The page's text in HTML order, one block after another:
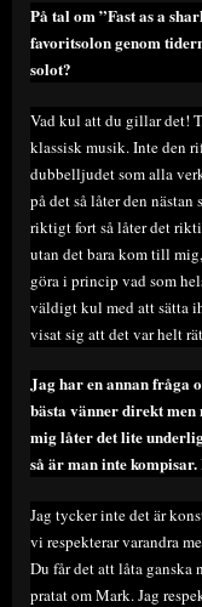
På tal om ”Fast as a
favoritsolon genom
solot?
Vad kul att du gillar det!
klassisk musik. Inte den
dubbelljudet som alla
på det så låter den
riktigt fort så låter det
utan det bara kom till
göra i princip vad som
väldigt kul med att sätta
visat sig att det var helt
Jag har en annan fråga
bästa vänner direkt
mig låter det lite
så är man inte
Jag tycker inte det är
vi respekterar varandra
Du får det att låta ganska
pratat om Mark. Jag